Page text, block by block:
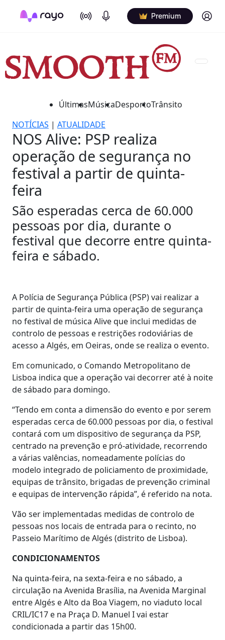
On Air Podcasts Premium Log in
ÚltimasMúsicaDesportoTrânsito
NOTÍCIAS | ATUALIDADE
NOS Alive: PSP realiza
operação de segurança no
festival a partir de quinta-
feira
São esperadas cerca de 60.000
pessoas por dia, durante o
festival que decorre entre quinta-
feira e sábado.
A Polícia de Segurança Pública (PSP) vai realizar a
partir de quinta-feira uma operação de segurança
no festival de música Alive que inclui medidas de
controlo de pessoas e restrições rodoviárias de
acesso a Algés, em Oeiras, onde se realiza o evento.
Em comunicado, o Comando Metropolitano de
Lisboa indica que a operação vai decorrer até à noite
de sábado para domingo.
“Tendo em conta a dimensão do evento e por serem
esperadas cerca de 60.000 pessoas por dia, o festival
contará com um dispositivo de segurança da PSP,
centrado na prevenção e pró-atividade, recorrendo
a várias valências, nomeadamente polícias do
modelo integrado de policiamento de proximidade,
equipas de trânsito, brigadas de prevenção criminal
e equipas de intervenção rápida”, é referido na nota.
Vão ser implementadas medidas de controlo de
pessoas nos locais de entrada para o recinto, no
Passeio Marítimo de Algés (distrito de Lisboa).
CONDICIONAMENTOS
Na quinta-feira, na sexta-feira e no sábado, a
circulação na Avenida Brasília, na Avenida Marginal
entre Algés e Alto da Boa Viagem, no viaduto local
CRIL/IC17 e na Praça D. Manuel I vai estar
condicionada a partir das 15h00.